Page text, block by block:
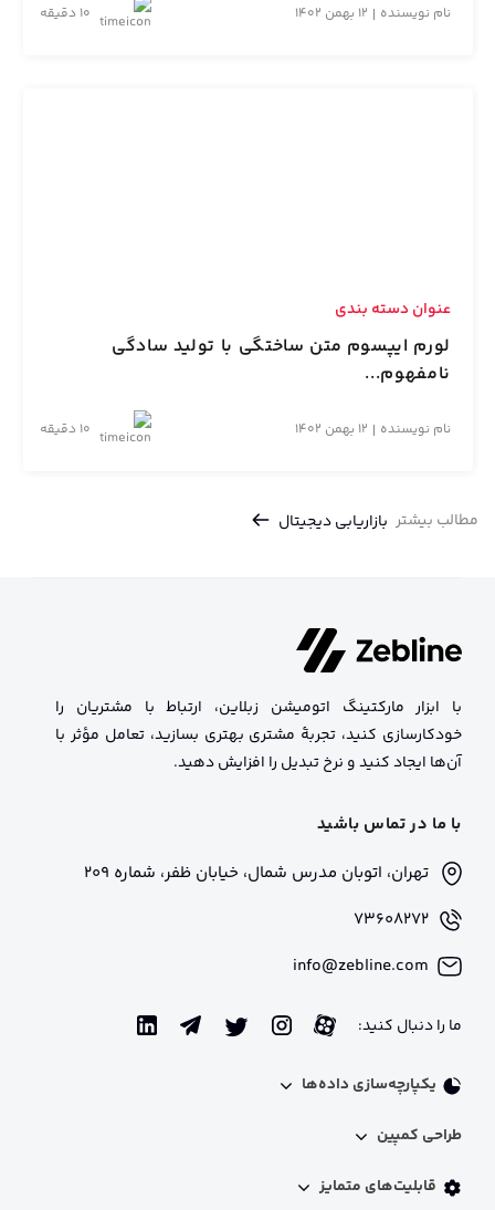
نام نویسنده 12 بهمن 1402
عنوان دسته بندی
لورم ایپسوم متن ساختگی با تولید سادگی
نامفهوم...
نام نویسنده 12 بهمن 1402
مطالب بیشتر بازاریابی دیجیتال
با ابزار مارکتینگ اتومیشن زبلاین، ارتباط با مشتریان را
خودکارسازی کنید، تجربهٔ مشتری بهتری بسازید، تعامل مؤثر با
آن‌ها ایجاد کنید و نرخ تبدیل را افزایش دهید.
با ما در تماس باشید
تهران، اتوبان مدرس شمال، خیابان ظفر، شماره 209
73608272
info@zebline.com
ما را دنبال کنید:
یکپارچه‌سازی داده‌ها
مدیریت لیدها​
طراحی کمپین
استخر کد تخفیف
قابلیت‌های متمایز